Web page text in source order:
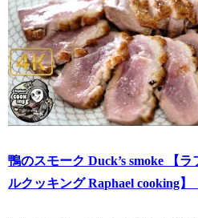
鴨のスモーク Duck’s smoke 【ラ
ルクッキング Raphael cooking】